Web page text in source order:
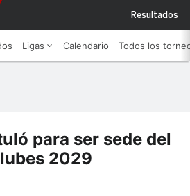
Resultados
Ligas Calendario Todos los
para ser sede del
2029